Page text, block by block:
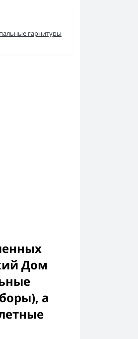
гарнитуры
Дом
а